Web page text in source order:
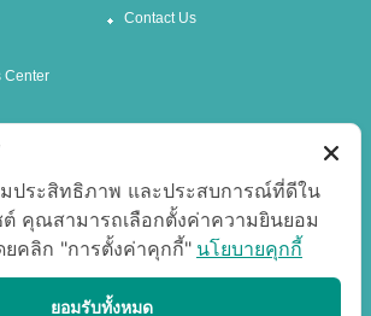
Contact Us
Center
Twitter
มประสิทธิภาพ และประสบการณ์ที่ดีใน
ต์ คุณสามารถเลือกตั้งค่าความยินยอม
ยคลิก "การตั้งค่าคุกกี้" นโยบายคุกกี้
ยอมรับทั้งหมด